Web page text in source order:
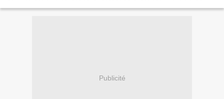
Publicité